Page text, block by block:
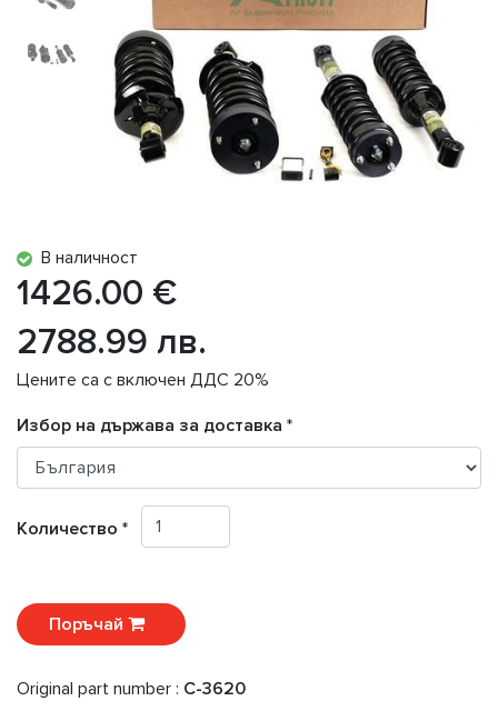
В наличност
1426.00 €
2788.99 лв.
Цените са с включен ДДС 20%
Избор на държава за доставка *
Количество *
Поръчай
Original part number : C-3620